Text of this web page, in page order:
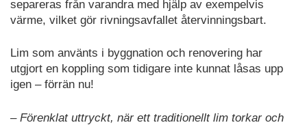
separeras från varandra med hjälp av exempelvis
värme, vilket gör rivningsavfallet återvinningsbart.
Lim som använts i byggnation och renovering har
utgjort en koppling som tidigare inte kunnat låsas upp
igen – förrän nu!
– Förenklat uttryckt, när ett traditionellt lim torkar och